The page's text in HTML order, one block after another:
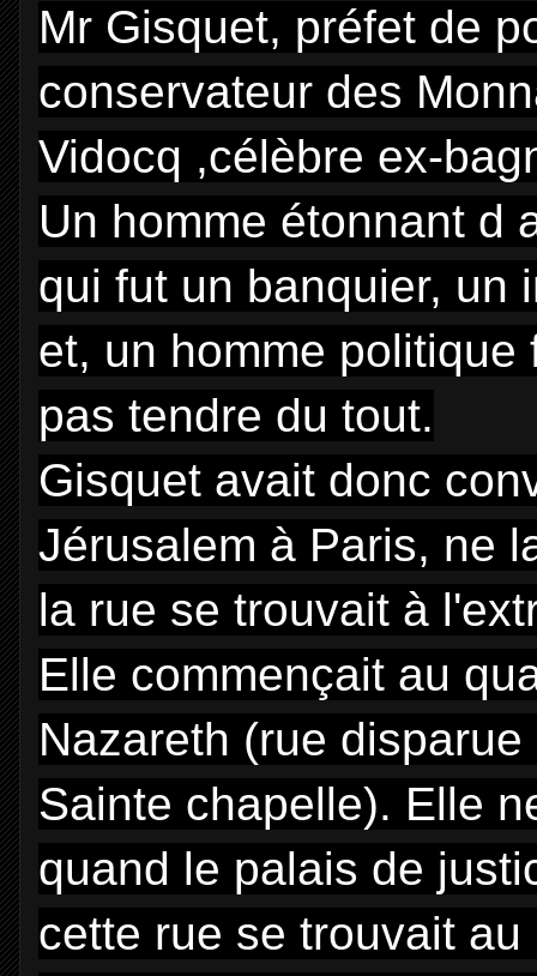
Mr Gisquet, préfet de
conservateur des
Vidocq ,célèbre ex-
Un homme étonnant d
qui fut un banquier, un
et, un homme
pas tendre du tout.
Gisquet avait donc
Jérusalem à Paris, ne
la rue se trouvait à
Elle commençait au
Nazareth (rue
Sainte chapelle). Elle
quand le palais de
cette rue se trouvait